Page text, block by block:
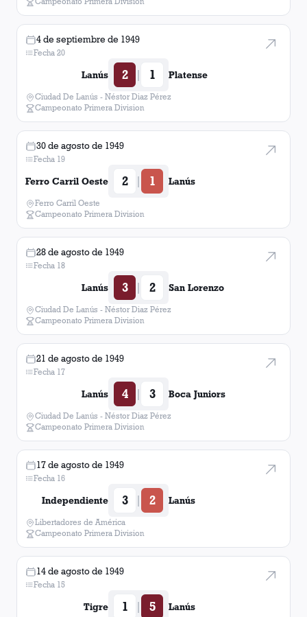
4 de septiembre de 1949
Fecha 20
Lanús 2 | 1 Platense
Ciudad De Lanús - Néstor Diaz Pérez
Campeonato Primera Division
30 de agosto de 1949
Fecha 19
Ferro Carril Oeste 2 | 1 Lanús
Ferro Carril Oeste
Campeonato Primera Division
28 de agosto de 1949
Fecha 18
Lanús 3 | 2 San Lorenzo
Ciudad De Lanús - Néstor Diaz Pérez
Campeonato Primera Division
21 de agosto de 1949
Fecha 17
Lanús 4 | 3 Boca Juniors
Ciudad De Lanús - Néstor Diaz Pérez
Campeonato Primera Division
17 de agosto de 1949
Fecha 16
Independiente 3 | 2 Lanús
Libertadores de América
Campeonato Primera Division
14 de agosto de 1949
Fecha 15
Tigre 1 | 5 Lanús